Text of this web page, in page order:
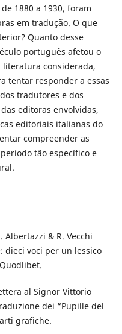
1880 a 1930, foram
em tradução. O que
Quanto desse
português afetou o
considerada,
tentar responder a essas
tradutores e dos
editoras envolvidas,
editoriais italianas do
compreender as
tão específico e
Albertazzi & R. Vecchi
dieci voci per un lessico
al Signor Vittorio
dei “Pupille del
grafiche.